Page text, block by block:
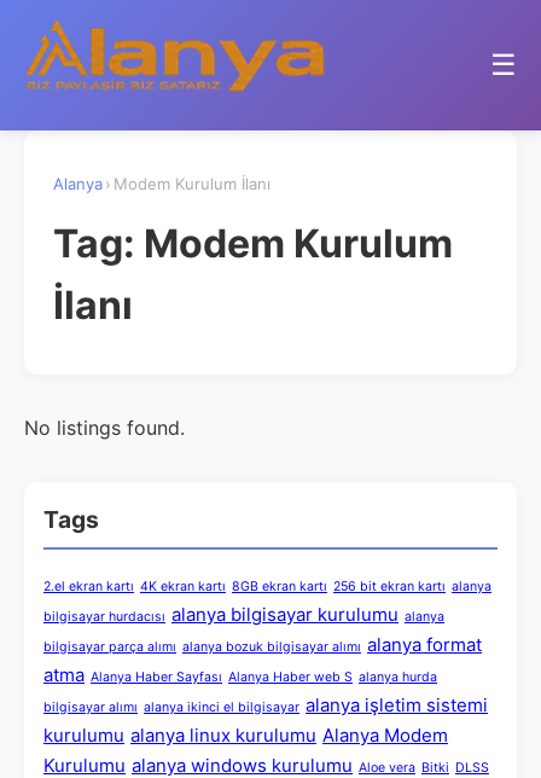
☰
Alanya› Modem Kurulum İlanı
Tag: Modem Kurulum
İlanı
No listings found.
Tags
2.el ekran kartı 4K ekran kartı 8GB ekran kartı 256 bit ekran kartı alanya
bilgisayar hurdacısı alanya bilgisayar kurulumu alanya
bilgisayar parça alımı alanya bozuk bilgisayar alımı alanya format
atma Alanya Haber Sayfası Alanya Haber web S alanya hurda
bilgisayar alımı alanya ikinci el bilgisayar alanya işletim sistemi
kurulumu alanya linux kurulumu Alanya Modem
Kurulumu alanya windows kurulumu Aloe vera Bitki DLSS